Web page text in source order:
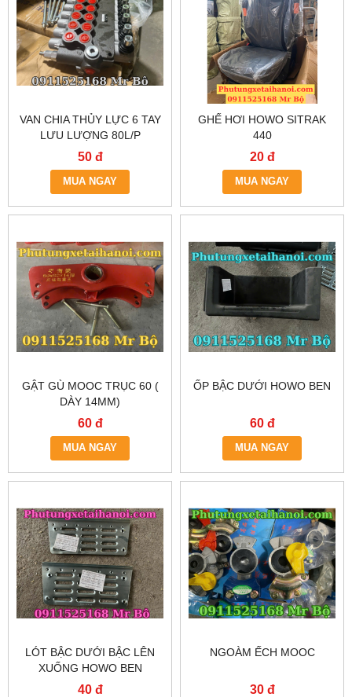
VAN CHIA THỦY LỰC 6 TAY
LƯU LƯỢNG 80L/P
50 đ
MUA NGAY
GHẾ HƠI HOWO SITRAK
440
20 đ
MUA NGAY
GẬT GÙ MOOC TRỤC 60 (
DÀY 14MM)
60 đ
MUA NGAY
ỐP BẬC DƯỚI HOWO BEN
60 đ
MUA NGAY
LÓT BẬC DƯỚI BẬC LÊN
XUỐNG HOWO BEN
40 đ
NGOÀM ẾCH MOOC
30 đ